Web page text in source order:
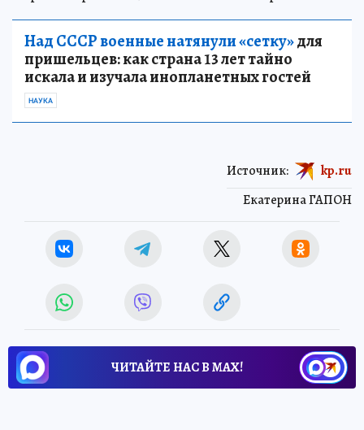
Над СССР военные натянули «сетку»для
пришельцев: как страна 13 лет тайно
искала и изучала инопланетных гостей
НАУКА
Екатерина ГАПОН
Источник: kp.ru
ЧИТАЙТЕ НАС В МАХ!